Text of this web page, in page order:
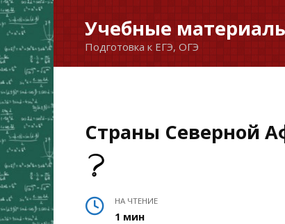
Перейти
к
содержанию
Учебные
Подготовка к ЕГЭ, ОГЭ
Страны Северной
НА ЧТЕНИЕ
1 мин